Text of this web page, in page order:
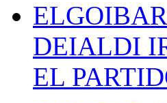
DEIALDI
EL